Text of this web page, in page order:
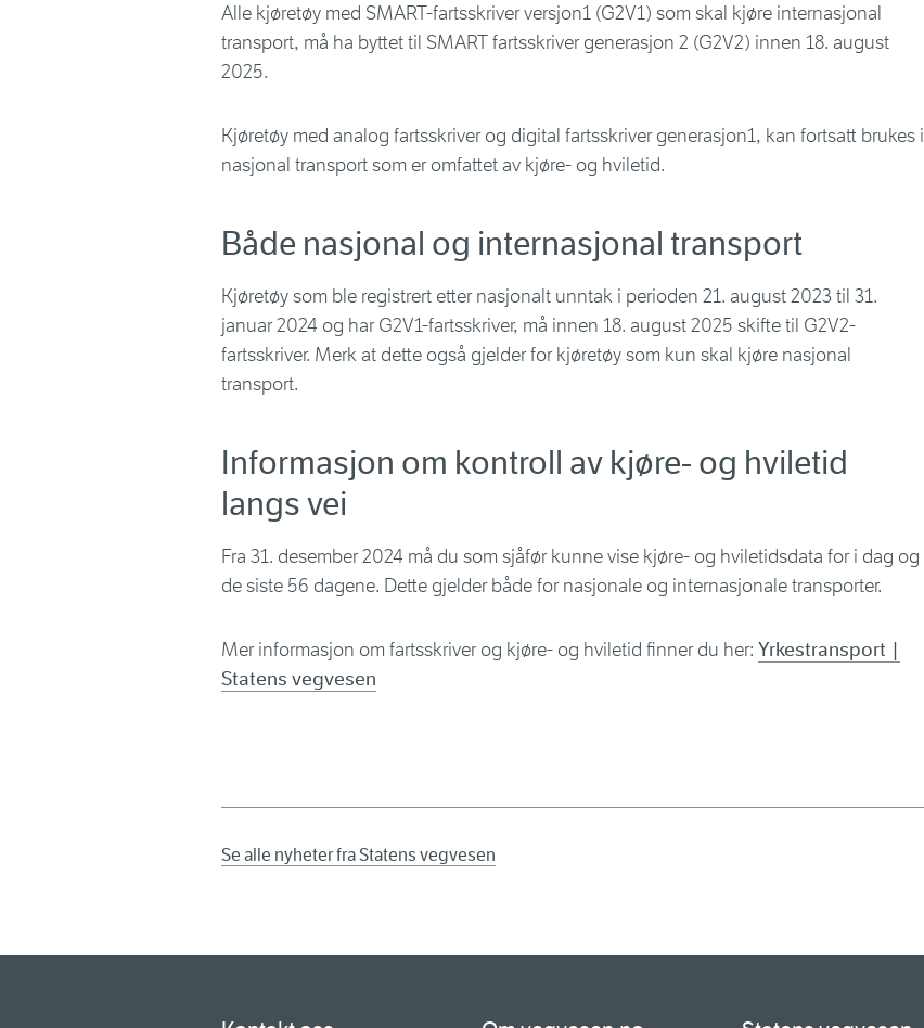
Alle kjøretøy med SMART-fartsskriver versjon1 (G2V1) som skal kjøre internasjonal
transport, må ha byttet til SMART fartsskriver generasjon 2 (G2V2) innen 18. august
2025.
Kjøretøy med analog fartsskriver og digital fartsskriver generasjon1, kan fortsatt brukes i
nasjonal transport som er omfattet av kjøre- og hviletid.
Både nasjonal og internasjonal transport
Kjøretøy som ble registrert etter nasjonalt unntak i perioden 21. august 2023 til 31.
januar 2024 og har G2V1-fartsskriver, må innen 18. august 2025 skifte til G2V2-
fartsskriver. Merk at dette også gjelder for kjøretøy som kun skal kjøre nasjonal
transport.
Informasjon om kontroll av kjøre- og hviletid
langs vei
Fra 31. desember 2024 må du som sjåfør kunne vise kjøre- og hviletidsdata for i dag og
de siste 56 dagene. Dette gjelder både for nasjonale og internasjonale transporter.
Mer informasjon om fartsskriver og kjøre- og hviletid finner du her: Yrkestransport |
Statens vegvesen
Se alle nyheter fra Statens vegvesen